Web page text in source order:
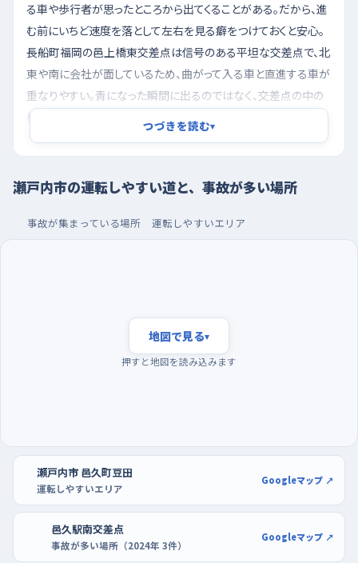
る車や歩行者が思ったところから出てくることがある。だから、進
む前にいちど速度を落として左右を見る癖をつけておくと安心。
長船町福岡の邑上橋東交差点は信号のある平坦な交差点で、北
東や南に会社が面しているため、曲がって入る車と直進する車が
重なりやすい。青になった瞬間に出るのではなく、交差点の中の
様子を見てから動き出すといい。邑久町大富の直線区間も、信号
がなく道沿いに事業所や線路が近いので、脇からの合流を意識し
ておきたい。
夕方の混み合う時間を避け、ゆめタウンやホームセン
ターの駐車場で駐車を覚える
駐車場が使いやすく、店が混み合う前の時間なら周りの車を気に
せずゆっくり切り返せる。ホームセンタータイム長船店の駐車場
つづきを読む▾
瀬戸内市の運転しやすい道と、事故が多い場所
事故が集まっている場所 運転しやすいエリア
地図で見る▾
押すと地図を読み込みます
瀬戸内市 邑久町豆田
運転しやすいエリア
Googleマップ ↗
邑久駅南交差点
事故が多い場所（2024年 3件）
Googleマップ ↗